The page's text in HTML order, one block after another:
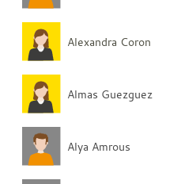
Alexandra Coron
Almas Guezguez
Alya Amrous